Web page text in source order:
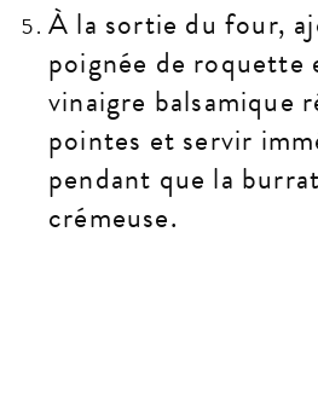
À la sortie du four,
poignée de
vinaigre balsamique
pointes et servir
pendant que la
crémeuse.